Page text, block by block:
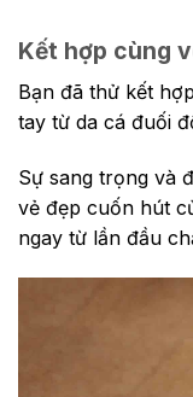
Kết hợp cùng
Bạn đã thử kết
tay từ da cá đuối
Sự sang trọng và
vẻ đẹp cuốn hút
ngay từ lần đầu